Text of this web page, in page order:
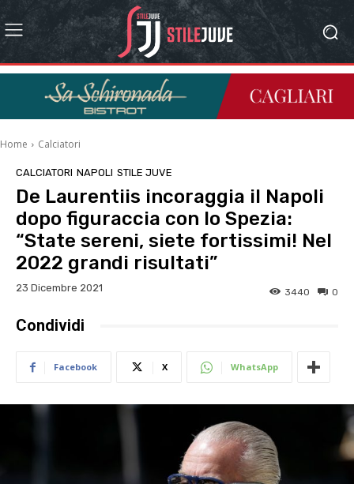
Home Calciatori
CALCIATORI NAPOLI STILE JUVE
De Laurentiis incoraggia il Napoli
dopo figuraccia con lo Spezia:
“State sereni, siete fortissimi! Nel
2022 grandi risultati”
23 Dicembre 2021 0
3440
Condividi
Facebook X WhatsApp